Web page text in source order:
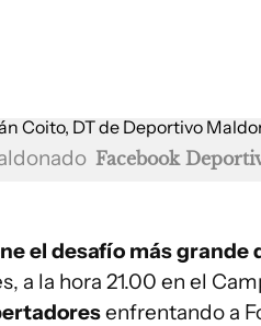
Facebook
el desafío más grande
a la hora 21.00 en el
enfrentando a